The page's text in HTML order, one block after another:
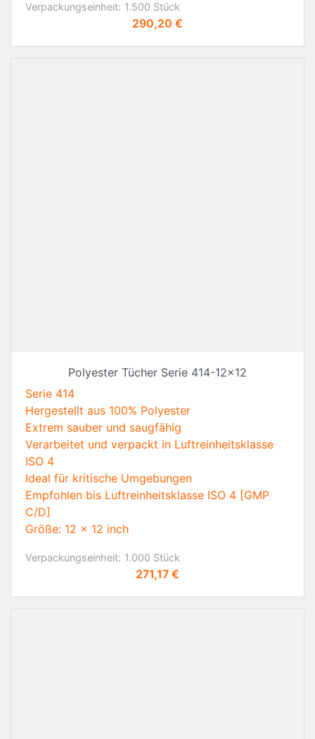
Verpackungseinheit: 1.500 Stück
Preis
290,20 €
Polyester Tücher Serie 414-12x12
Serie 414
Hergestellt aus 100% Polyester
Extrem sauber und saugfähig
Verarbeitet und verpackt in Luftreinheitsklasse
ISO 4
Ideal für kritische Umgebungen
Empfohlen bis Luftreinheitsklasse ISO 4 [GMP
C/D]
Größe: 12 x 12 inch
Verpackungseinheit: 1.000 Stück
Preis
271,17 €